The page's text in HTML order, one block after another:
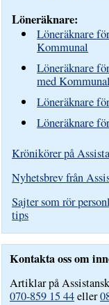
Löneräknare:
Löneräknare
Kommunal
Löneräknare
med Kommunal
Löneräknare
Löneräknare
Krönikörer på
Nyhetsbrev från
Sajter som rör
tips
Kontakta oss om
Artiklar på
070-859 15 44eller